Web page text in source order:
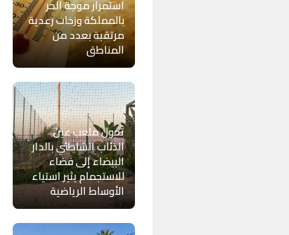
استمرار موجة الحر
بالمملكة وزخات رعدية
مرتقبة بعدد من
المناطق
تحول ملعب عين
الذئاب الشاطئي بالدار
البيضاء إلى فضاء
للاستجمام يثير استياء
الأوساط الرياضية